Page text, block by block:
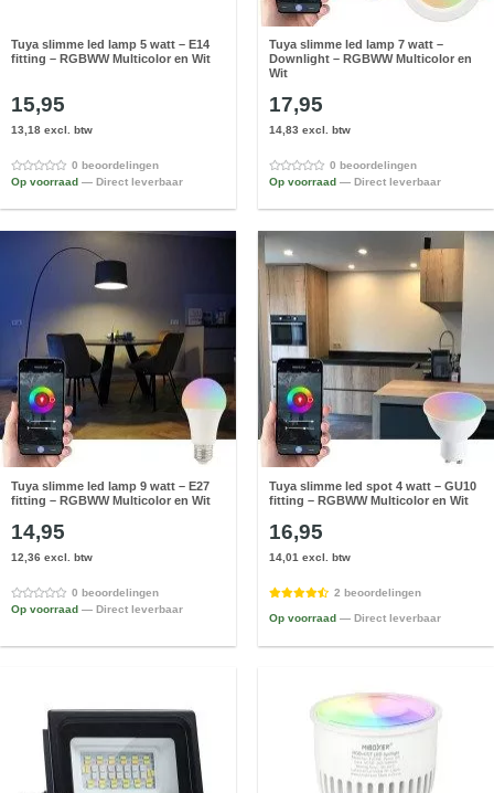
Tuya slimme led lamp 5 watt – E14
fitting – RGBWW Multicolor en Wit
15,95
13,18 excl. btw
0 beoordelingen
Op voorraad — Direct leverbaar
Tuya slimme led lamp 7 watt –
Downlight – RGBWW Multicolor en
Wit
17,95
14,83 excl. btw
0 beoordelingen
Op voorraad — Direct leverbaar
Tuya slimme led lamp 9 watt – E27
fitting – RGBWW Multicolor en Wit
14,95
12,36 excl. btw
0 beoordelingen
Op voorraad — Direct leverbaar
Tuya slimme led spot 4 watt – GU10
fitting – RGBWW Multicolor en Wit
16,95
14,01 excl. btw
2 beoordelingen
Op voorraad — Direct leverbaar